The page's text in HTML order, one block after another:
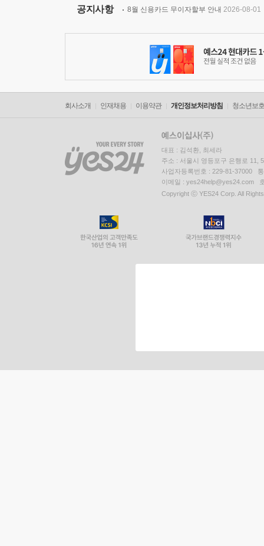
공지사항 8월 신용카드 무이자할부 안내 2026-08-01
회사소개 인재채용 이용약관 개인정보처리방침 청소년보
대표 : 김석환, 최세라
주소 : 서울시 영등포구 은행로 11,
사업자등록번호 : 229-81-37000
이메일 : yes24help@yes24.com
Copyright ⓒ YES24 Corp. All